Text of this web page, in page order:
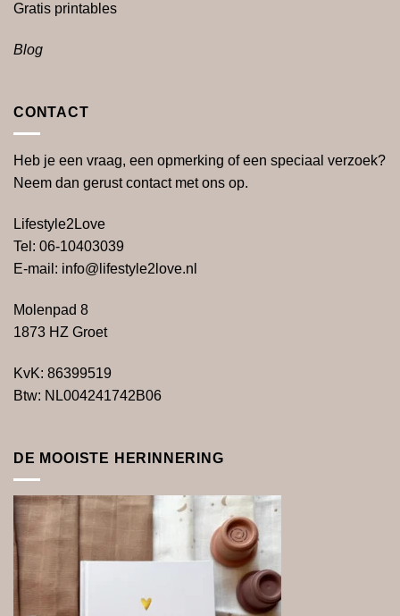
Gratis printables
Blog
CONTACT
Heb je een vraag, een opmerking of een speciaal verzoek?
Neem dan gerust contact met ons op.
Lifestyle2Love
Tel: 06-10403039
E-mail: info@lifestyle2love.nl
Molenpad 8
1873 HZ Groet
KvK: 86399519
Btw: NL004241742B06
DE MOOISTE HERINNERING